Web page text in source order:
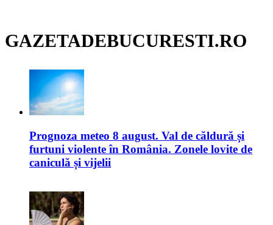
GAZETADEBUCURESTI.RO
Prognoza meteo 8 august. Val de căldură și
furtuni violente în România. Zonele lovite de
caniculă și vijelii